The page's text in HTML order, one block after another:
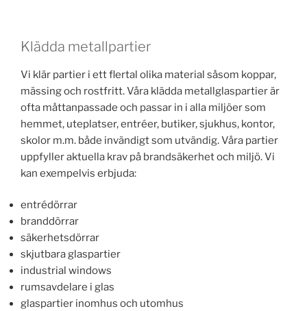
Klädda metallpartier
Vi klär partier i ett flertal olika material såsom koppar,
mässing och rostfritt. Våra klädda metallglaspartier är
ofta måttanpassade och passar in i alla miljöer som
hemmet, uteplatser, entréer, butiker, sjukhus, kontor,
skolor m.m. både invändigt som utvändig. Våra partier
uppfyller aktuella krav på brandsäkerhet och miljö. Vi
kan exempelvis erbjuda:
entrédörrar
branddörrar
säkerhetsdörrar
skjutbara glaspartier
industrial windows
rumsavdelare i glas
glaspartier inomhus och utomhus